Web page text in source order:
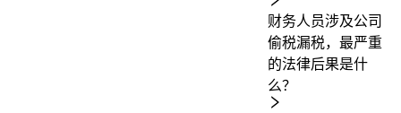
财务人员涉及公司
偷税漏税，最严重
的法律后果是什
么？